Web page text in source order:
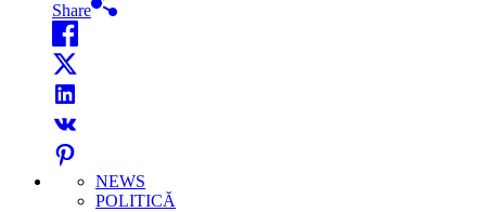
Share
NEWS
POLITICĂ